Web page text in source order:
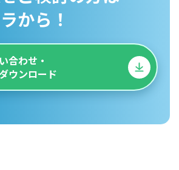
から！
合わせ・
ウンロード